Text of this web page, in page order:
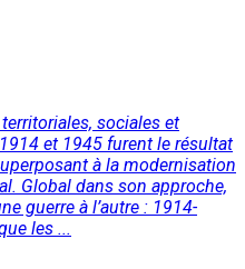
sociales et
et 1945 furent le résultat
à la modernisation
Global dans son approche,
guerre à l’autre : 1914-
les ...